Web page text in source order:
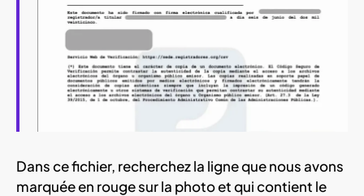
Dans ce fichier, recherchez la ligne que nous avons
marquée en rouge sur la photo et qui contient le